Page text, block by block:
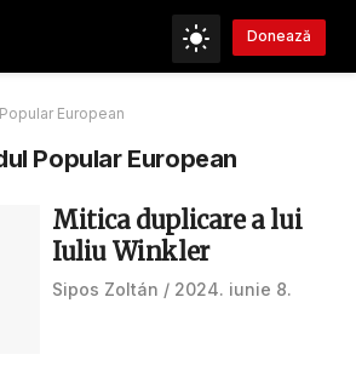
Donează
European
Popular European
Mitica duplicare a lui
Iuliu Winkler
Sipos Zoltán 2024. iunie 8.